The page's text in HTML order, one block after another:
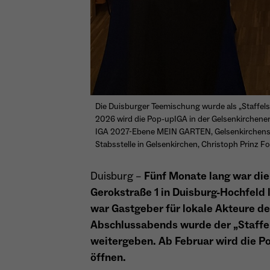
Die Duisburger Teemischung wurde als
2026 wird die Pop-upIGA in der
IGA 2027-Ebene MEIN GARTEN,
Stabsstelle in Gelsenkirchen, Christoph Prinz
Duisburg – Fünf Monate lang war
Gerokstraße 1 in Duisburg-
war Gastgeber für lokale Akteure
Abschlussabends wurde der
weitergeben. Ab Februar wird die
öffnen.